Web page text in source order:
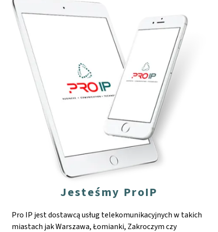
Jesteśmy ProIP
Pro IP jest dostawcą usług telekomunikacyjnych w takich
miastach jak Warszawa, Łomianki, Zakroczym czy